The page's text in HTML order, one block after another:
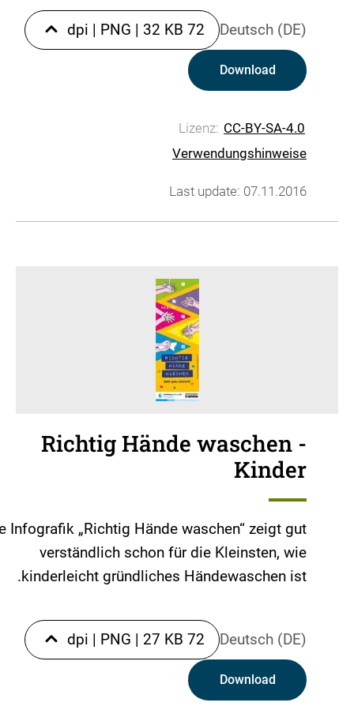
Deutsch (DE)
72 dpi
| PNG | 32 KB
Download
Lizenz: CC-BY-SA-4.0
Verwendungshinweise
Last update: 07.11.2016
Richtig Hände waschen -
Kinder
Infografik „Richtig Hände waschen“ zeigt gut
verständlich schon für die Kleinsten, wie
kinderleicht gründliches Händewaschen ist.
Deutsch (DE)
72 dpi
| PNG | 27 KB
Download